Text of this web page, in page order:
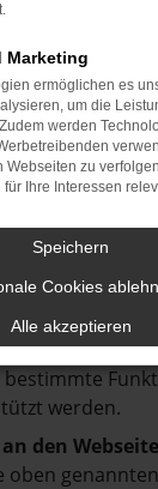
oder in
neu.
helfen,
Probleme zu
dass dein
auf dem
birgt nicht
sondern
werden.
den
oben
Marketing
ermöglichen es
um die
werden
Webseiten zu
Ihre Interessen
Speichern
Cookies
Alle akzeptieren